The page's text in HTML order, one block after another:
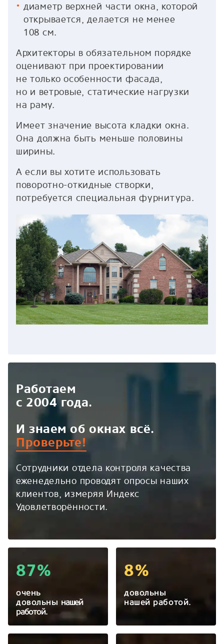
диаметр верхней части окна, которой
открывается, делается не менее
108 см.
Архитекторы в обязательном порядке
оценивают при проектировании
не только особенности фасада,
но и ветровые, статические нагрузки
на раму.
Имеет значение высота кладки окна.
Она должна быть меньше половины
ширины.
А если вы хотите использовать
поворотно-откидные створки,
потребуется специальная фурнитура.
Работаем
с 2004 года.
И знаем об окнах всё.
Проверьте!
Сотрудники отдела контроля качества
еженедельно проводят опросы наших
клиентов, измеряя Индекс
Удовлетворённости.
87%
очень
довольны нашей
работой.
8%
довольны
нашей работой.